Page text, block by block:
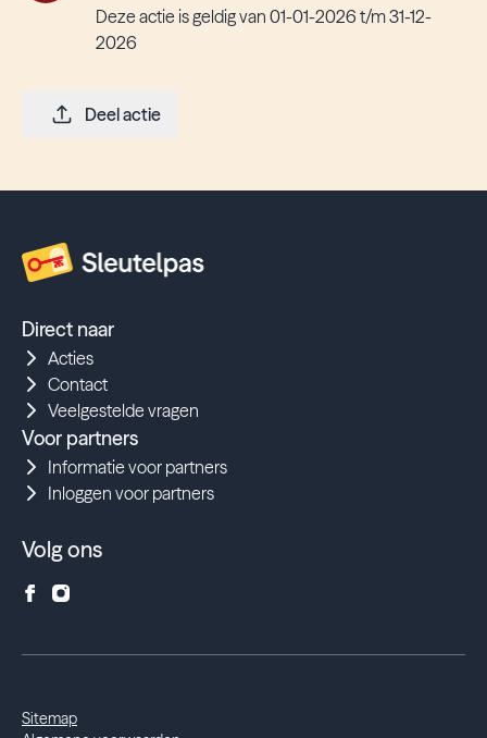
Deze actie is geldig van 01-01-2026 t/m 31-12-
2026
Deel actie
Direct naar
Acties
Contact
Veelgestelde vragen
Voor partners
Informatie voor partners
Inloggen voor partners
Volg ons
Sitemap